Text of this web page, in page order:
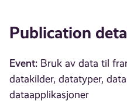
Publication
Event: Bruk av data til
datakilder, datatyper,
dataapplikasjoner